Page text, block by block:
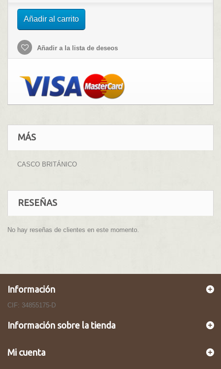
Añadir al carrito
Añadir a la lista de deseos
MÁS
CASCO BRITÁNICO
RESEÑAS
No hay reseñas de clientes en este momento.
Información
CIF: 34855175-D
Información sobre la tienda
Mi cuenta